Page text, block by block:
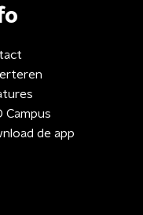
Campus
de app